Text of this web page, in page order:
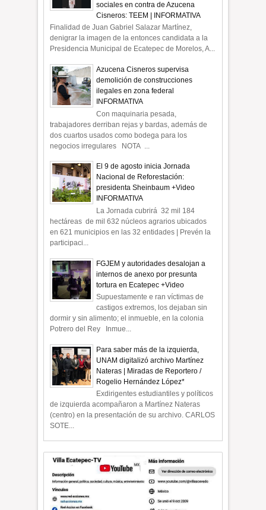
sociales en contra de Azucena
Cisneros: TEEM | INFORMATIVA
Finalidad de Juan Gabriel Salazar Martínez,
denigrar la imagen de la entonces candidata a la
Presidencia Municipal de Ecatepec de Morelos, A...
Azucena Cisneros supervisa
demolición de construcciones
ilegales en zona federal
INFORMATIVA
Con maquinaria pesada,
trabajadores derriban rejas y bardas, además de
dos cuartos usados como bodega para los
negocios irregulares NOTA ...
El 9 de agosto inicia Jornada
Nacional de Reforestación:
presidenta Sheinbaum +Video
INFORMATIVA
La Jornada cubrirá 32 mil 184
hectáreas de mil 632 núcleos agrarios ubicados
en 621 municipios en las 32 entidades | Prevén la
participaci...
FGJEM y autoridades desalojan a
internos de anexo por presunta
tortura en Ecatepec +Video
Supuestamente e ran víctimas de
castigos extremos, los dejaban sin
dormir y sin alimento; el inmueble, en la colonia
Potrero del Rey Inmue...
Para saber más de la izquierda,
UNAM digitalizó archivo Martínez
Nateras | Miradas de Reportero /
Rogelio Hernández López*
Exdirigentes estudiantiles y políticos
de izquierda acompañaron a Martínez Nateras
(centro) en la presentación de su archivo. CARLOS
SOTE...